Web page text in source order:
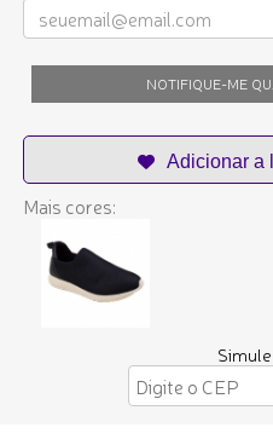
NOTIFIQUE-ME
Mais cores: